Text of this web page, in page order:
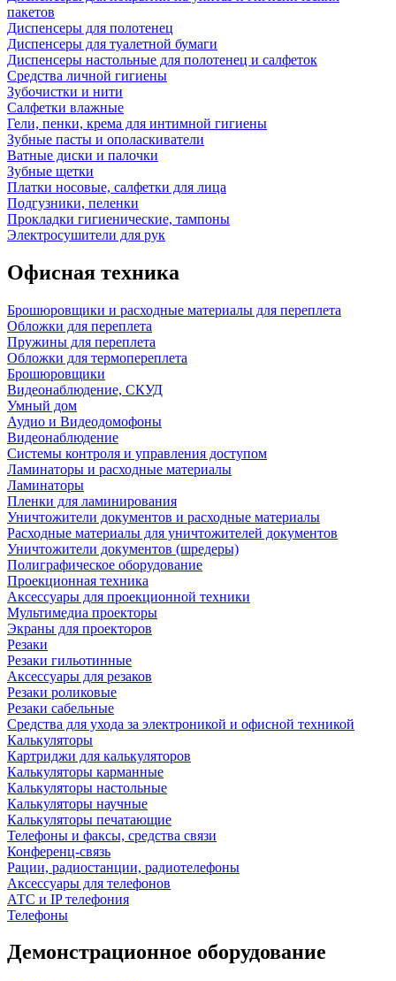
пакетов
Диспенсеры для полотенец
Диспенсеры для туалетной бумаги
Диспенсеры настольные для полотенец и салфеток
Средства личной гигиены
Зубочистки и нити
Салфетки влажные
Гели, пенки, крема для интимной гигиены
Зубные пасты и ополаскиватели
Ватные диски и палочки
Зубные щетки
Платки носовые, салфетки для лица
Подгузники, пеленки
Прокладки гигиенические, тампоны
Электросушители для рук
Офисная техника
Брошюровщики и расходные материалы для переплета
Обложки для переплета
Пружины для переплета
Обложки для термопереплета
Брошюровщики
Видеонаблюдение, СКУД
Умный дом
Аудио и Видеодомофоны
Видеонаблюдение
Системы контроля и управления доступом
Ламинаторы и расходные материалы
Ламинаторы
Пленки для ламинирования
Уничтожители документов и расходные материалы
Расходные материалы для уничтожителей документов
Уничтожители документов (шредеры)
Полиграфическое оборудование
Проекционная техника
Аксессуары для проекционной техники
Мультимедиа проекторы
Экраны для проекторов
Резаки
Резаки гильотинные
Аксессуары для резаков
Резаки роликовые
Резаки сабельные
Средства для ухода за электроникой и офисной техникой
Калькуляторы
Картриджи для калькуляторов
Калькуляторы карманные
Калькуляторы настольные
Калькуляторы научные
Калькуляторы печатающие
Телефоны и факсы, средства связи
Конференц-связь
Рации, радиостанции, радиотелефоны
Аксессуары для телефонов
АТС и IP телефония
Телефоны
Демонстрационное оборудование